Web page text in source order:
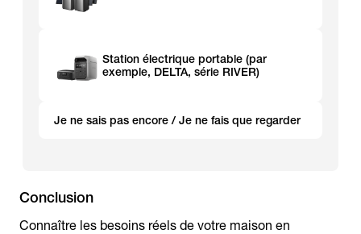
Station électrique portable (par
exemple, DELTA, série RIVER)
Je ne sais pas encore / Je ne fais que regarder
Conclusion
Connaître les besoins réels de votre maison en